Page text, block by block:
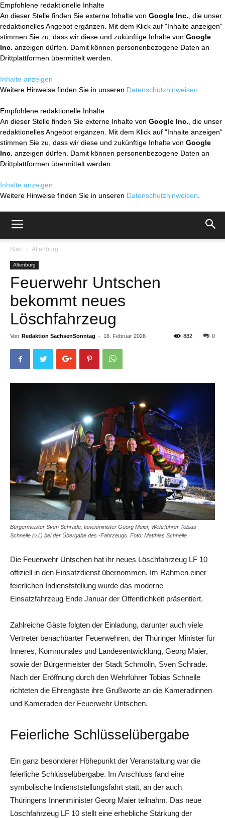
Empfohlene redaktionelle Inhalte
An dieser Stelle finden Sie externe Inhalte von Google Inc. , die unser
redaktionelles Angebot ergänzen. Mit dem Klick auf "Inhalte anzeigen"
stimmen Sie zu, dass wir diese und zukünftige Inhalte von Google
Inc. anzeigen dürfen. Damit können personenbezogene Daten an
Drittplattformen übermittelt werden.
Inhalte anzeigen
Weitere Hinweise finden Sie in unseren Datenschutzhinweisen
Empfohlene redaktionelle Inhalte
An dieser Stelle finden Sie externe Inhalte von Google Inc. , die unser
redaktionelles Angebot ergänzen. Mit dem Klick auf "Inhalte anzeigen"
stimmen Sie zu, dass wir diese und zukünftige Inhalte von Google
Inc. anzeigen dürfen. Damit können personenbezogene Daten an
Drittplattformen übermittelt werden.
Inhalte anzeigen
Weitere Hinweise finden Sie in unseren Datenschutzhinweisen
Start Altenburg
Altenburg
Feuerwehr Untschen
bekommt neues
Löschfahrzeug
Von Redaktion SachsenSonntag - 16. Februar 2026 0
882
Bürgermeister Sven Schrade, Innenminister Georg Meier, Wehrführer Tobias
Schnelle (v.l.) bei der Übergabe des -Fahrzeugs. Foto: Matthias Schnelle
Die Feuerwehr Untschen hat ihr neues Löschfahrzeug LF 10
offiziell in den Einsatzdienst übernommen. Im Rahmen einer
feierlichen Indienststellung wurde das moderne
Einsatzfahrzeug Ende Januar der Öffentlichkeit präsentiert.
Zahlreiche Gäste folgten der Einladung, darunter auch viele
Vertreter benachbarter Feuerwehren, der Thüringer Minister für
Inneres, Kommunales und Landesentwicklung, Georg Maier,
sowie der Bürgermeister der Stadt Schmölln, Sven Schrade.
Nach der Eröffnung durch den Wehrführer Tobias Schnelle
richteten die Ehrengäste ihre Grußworte an die Kameradinnen
und Kameraden der Feuerwehr Untschen.
Feierliche Schlüsselübergabe
Ein ganz besonderer Höhepunkt der Veranstaltung war die
feierliche Schlüsselübergabe. Im Anschluss fand eine
symbolische Indienststellungsfahrt statt, an der auch
Thüringens Innenminister Georg Maier teilnahm. Das neue
Löschfahrzeug LF 10 stellt eine erhebliche Stärkung der